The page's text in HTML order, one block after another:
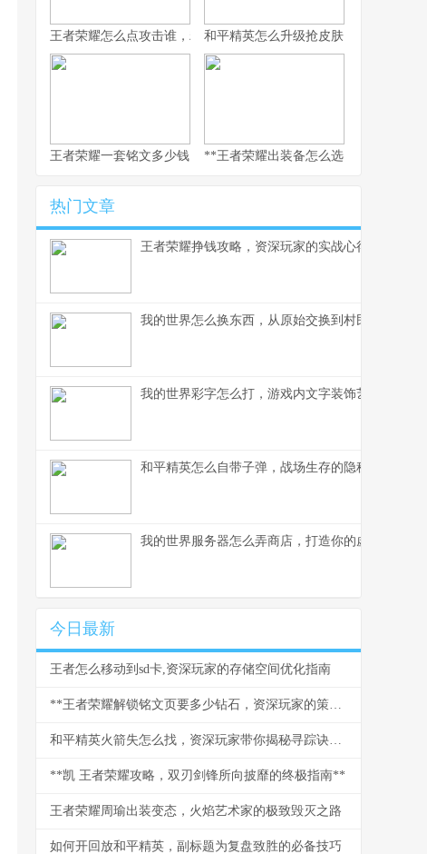
王者荣耀怎么点攻击谁，精准操作背后的博弈艺术，副标题，从本
和平精英怎么升级抢皮肤，高效进阶全
王者荣耀一套铭文多少钱，副标题：老玩家的精打细算与情怀回响
**王者荣耀出装备怎么选，资深玩家的
热门文章
王者荣耀挣钱攻略，资深玩家的实战心得分享
我的世界怎么换东西，从原始交换到村民交易全解
我的世界彩字怎么打，游戏内文字装饰艺术指南
和平精英怎么自带子弹，战场生存的隐秘法则
我的世界服务器怎么弄商店，打造你的虚拟商业帝
今日最新
王者怎么移动到sd卡,资深玩家的存储空间优化指南
**王者荣耀解锁铭文页要多少钻石，资深玩家的策略与情怀**
和平精英火箭失怎么找，资深玩家带你揭秘寻踪诀窍副标题
**凯 王者荣耀攻略，双刃剑锋所向披靡的终极指南**
王者荣耀周瑜出装变态，火焰艺术家的极致毁灭之路
如何开回放和平精英，副标题为复盘致胜的必备技巧